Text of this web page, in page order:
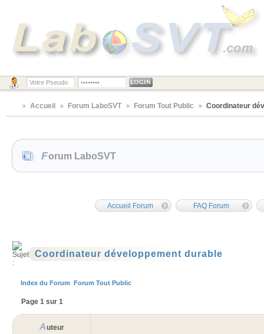
Accueil Forum LaboSVT Forum Tout Public Coordinateur
Forum LaboSVT
Accueil Forum FAQ Forum
Coordinateur développement durable
Index du Forum Forum Tout Public
Page 1 sur 1
Auteur